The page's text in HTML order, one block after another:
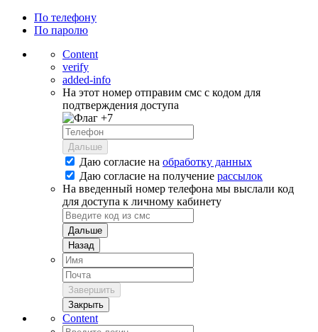
По телефону
По паролю
Content
verify
added-info
На этот номер отправим смс с кодом для
подтверждения доступа
+7
Дальше
Даю согласие на обработку данных
Даю согласие на получение рассылок
На введенный номер телефона мы выслали код
для доступа к личному кабинету
Дальше
Назад
Завершить
Закрыть
Content